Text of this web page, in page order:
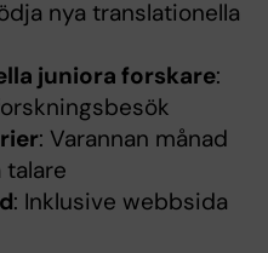
nya translationella
juniora forskare:
: Varannan månad
: Inklusive webbsida